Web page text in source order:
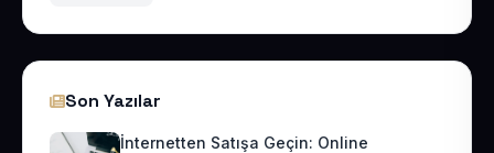
Son Yazılar
İnternetten Satışa Geçin: Online